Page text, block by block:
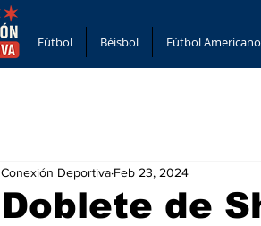
Fútbol Béisbol Fútbol Americano
Doblete de
Conexión Deportiva Feb 23, 2024